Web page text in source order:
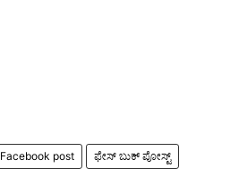
Facebook post ಫೇಸ್ ಬುಕ್ ಪೋಸ್ಟ್